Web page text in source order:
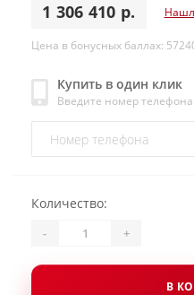
1 306 410 р.
Цена в бонусных баллах:
Купить в один клик
Введите номер
Количество:
- +
В